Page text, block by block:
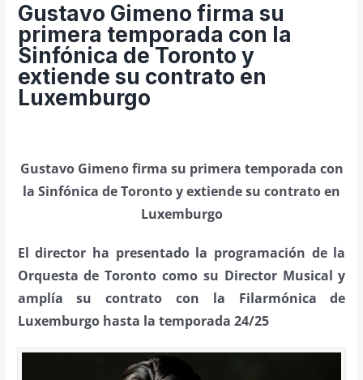
Nosotros y privacidad
Buscar:
Gustavo Gimeno firma su
primera temporada con la
Sinfónica de Toronto y
extiende su contrato en
Luxemburgo
Gustavo Gimeno firma su primera temporada con
la Sinfónica de Toronto y extiende su contrato en
Luxemburgo
El director ha presentado la programación de la
Orquesta de Toronto como su Director Musical y
amplía su contrato con la Filarmónica de
Luxemburgo hasta la temporada 24/25